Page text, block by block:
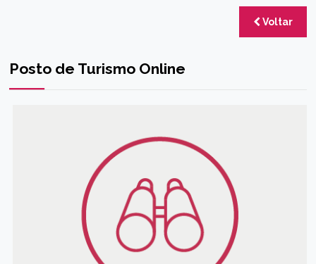
Voltar
Posto de Turismo Online